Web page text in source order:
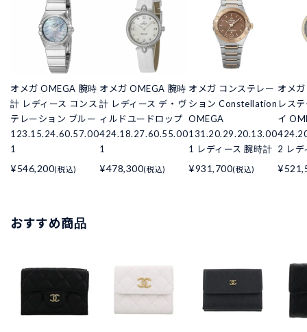
オメガ OMEGA 腕時
計 レディース コンス
テレーション ブルー
123.15.24.60.57.00
1
¥546,200(税込)
オメガ OMEGA 腕時
計 レディース デ・ヴ
ィルドユードロップ
424.18.27.60.55.00
1
¥478,300(税込)
オメガ コンステレー
ション Constellation
OMEGA
131.20.29.20.13.00
1 レディース 腕時計
¥931,700(税込)
オメ
レス
イ
2 レデ
おすすめ商品